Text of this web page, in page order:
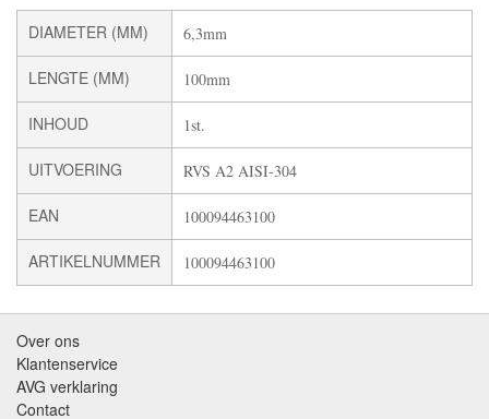
DIAMETER (MM) 6,3mm
LENGTE (MM) 100mm
INHOUD 1st.
UITVOERING RVS A2 AISI-304
EAN 100094463100
ARTIKELNUMMER 100094463100
Over ons
Klantenservice
AVG verklaring
Contact